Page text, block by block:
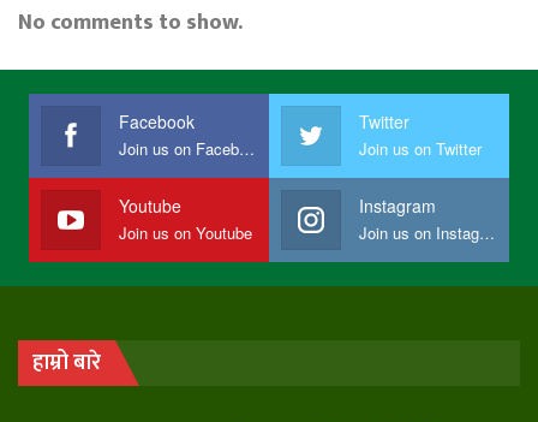
No comments to show.
Facebook
Join us on Facebook
Twitter
Join us on Twitter
Youtube
Join us on Youtube
Instagram
Join us on Instagram
हाम्रो बारे